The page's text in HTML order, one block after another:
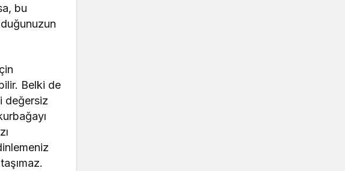
bu
Belki de
değersiz